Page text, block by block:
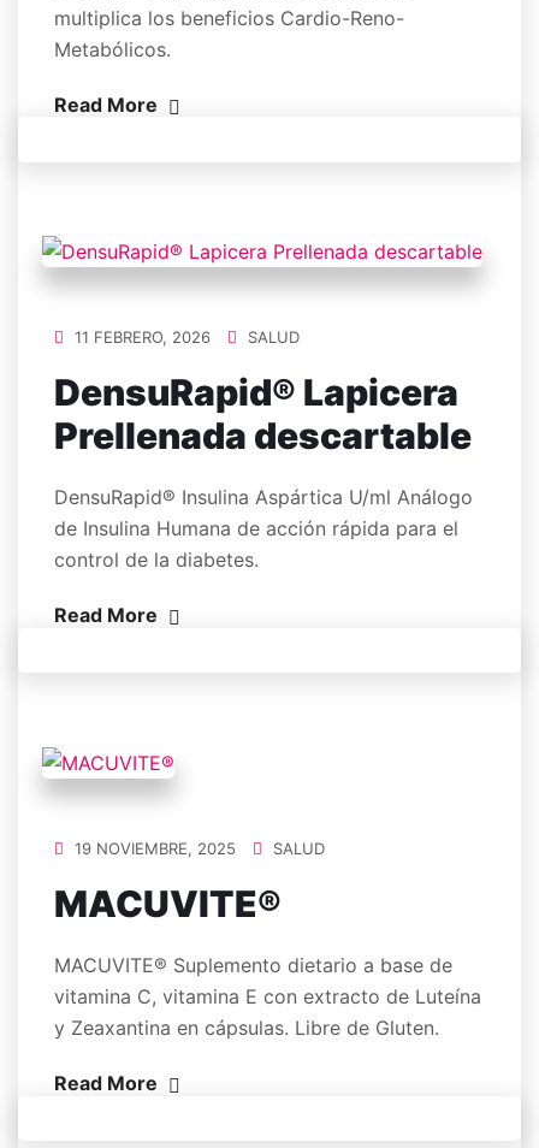
multiplica los beneficios Cardio-Reno-
Metabólicos.
Read More
11 FEBRERO, 2026 SALUD
DensuRapid® Lapicera
Prellenada descartable
DensuRapid® Insulina Aspártica U/ml Análogo
de Insulina Humana de acción rápida para el
control de la diabetes.
Read More
19 NOVIEMBRE, 2025 SALUD
MACUVITE®
MACUVITE® Suplemento dietario a base de
vitamina C, vitamina E con extracto de Luteína
y Zeaxantina en cápsulas. Libre de Gluten.
Read More